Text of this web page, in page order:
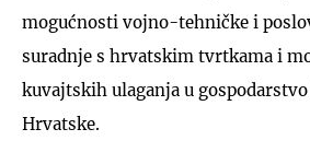
mogućnosti vojno-tehničke i
suradnje s hrvatskim tvrtkama i
kuvajtskih ulaganja u
Hrvatske.